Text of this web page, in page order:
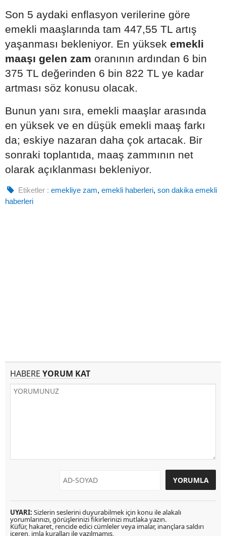
Son 5 aydaki enflasyon verilerine göre
emekli maaşlarında tam 447,55 TL artış
yaşanması bekleniyor. En yüksek emekli
maaşı gelen zam oranının ardından 6 bin
375 TL değerinden 6 bin 822 TL ye kadar
artması söz konusu olacak.
Bunun yanı sıra, emekli maaşlar arasında
en yüksek ve en düşük emekli maaş farkı
da; eskiye nazaran daha çok artacak. Bir
sonraki toplantıda, maaş zammının net
olarak açıklanması bekleniyor.
Etiketler : emekliye zam,emekli haberleri,son dakika emekli
haberleri
HABERE YORUM KAT
UYARI: Sizlerin seslerini duyurabilmek için konu ile alakalı
yorumlarınızı, görüşlerinizi fikirlerinizi mutlaka yazın.
Küfür, hakaret, rencide edici cümleler veya imalar, inançlara saldırı
içeren, imla kuralları ile yazılmamış,